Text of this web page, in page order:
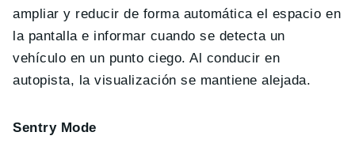
ampliar y reducir de forma automática el espacio en
la pantalla e informar cuando se detecta un
vehículo en un punto ciego. Al conducir en
autopista, la visualización se mantiene alejada.
Sentry Mode